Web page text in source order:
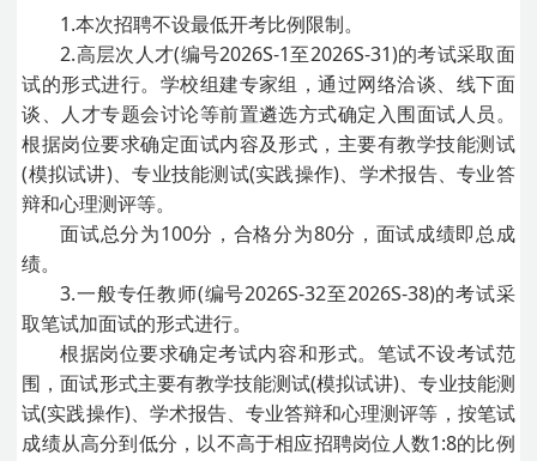
1.本次招聘不设最低开考比例限制。
2.高层次人才(编号2026S-1至2026S-31)的考试采取面
试的形式进行。学校组建专家组，通过网络洽谈、线下面
谈、人才专题会讨论等前置遴选方式确定入围面试人员。
根据岗位要求确定面试内容及形式，主要有教学技能测试
(模拟试讲)、专业技能测试(实践操作)、学术报告、专业答
辩和心理测评等。
面试总分为100分，合格分为80分，面试成绩即总成
绩。
3.一般专任教师(编号2026S-32至2026S-38)的考试采
取笔试加面试的形式进行。
根据岗位要求确定考试内容和形式。笔试不设考试范
围，面试形式主要有教学技能测试(模拟试讲)、专业技能测
试(实践操作)、学术报告、专业答辩和心理测评等，按笔试
成绩从高分到低分，以不高于相应招聘岗位人数1:8的比例